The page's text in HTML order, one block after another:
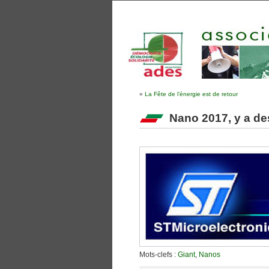
« La Fête de l’énergie est de retour
Nano 2017, y a
Mots-clefs : Giant, Nanos